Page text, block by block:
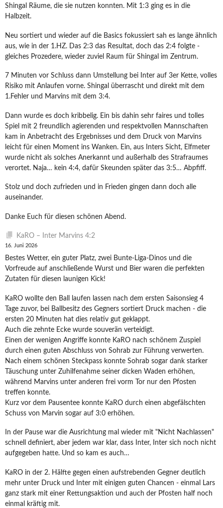
Shingal Räume, die sie nutzen konnten. Mit 1:3 ging es in die
Halbzeit.
Neu sortiert und wieder auf die Basics fokussiert sah es lange ähnlich
aus, wie in der 1.HZ. Das 2:3 das Resultat, doch das 2:4 folgte -
gleiches Prozedere, wieder zuviel Raum für Shingal im Zentrum.
7 Minuten vor Schluss dann Umstellung bei Inter auf 3er Kette, volles
Risiko mit Anlaufen vorne. Shingal überrascht und direkt mit dem
1.Fehler und Marvins mit dem 3:4.
Dann wurde es doch kribbelig. Ein bis dahin sehr faires und tolles
Spiel mit 2 freundlich agierenden und respektvollen Mannschaften
kam in Anbetracht des Ergebnisses und dem Druck von Marvins
leicht für einen Moment ins Wanken. Ein, aus Inters Sicht, Elfmeter
wurde nicht als solches Anerkannt und außerhalb des Strafraumes
verortet. Naja… kein 4:4, dafür Skeunden später das 3:5… Abpfiff.
Stolz und doch zufrieden und in Frieden gingen dann doch alle
auseinander.
Danke Euch für diesen schönen Abend.
KaRO – Inter Marvins 4:2
16. Juni 2026
Bestes Wetter, ein guter Platz, zwei Bunte-Liga-Dinos und die
Vorfreude auf anschließende Wurst und Bier waren die perfekten
Zutaten für diesen launigen Kick!
KaRO wollte den Ball laufen lassen nach dem ersten Saisonsieg 4
Tage zuvor, bei Ballbesitz des Gegners sortiert Druck machen - die
ersten 20 Minuten hat dies relativ gut geklappt.
Auch die zehnte Ecke wurde souverän verteidigt.
Einen der wenigen Angriffe konnte KaRO nach schönem Zuspiel
durch einen guten Abschluss von Sohrab zur Führung verwerten.
Nach einem schönen Steckpass konnte Sohrab sogar dank starker
Täuschung unter Zuhilfenahme seiner dicken Waden erhöhen,
während Marvins unter anderen frei vorm Tor nur den Pfosten
treffen konnte.
Kurz vor dem Pausentee konnte KaRO durch einen abgefälschten
Schuss von Marvin sogar auf 3:0 erhöhen.
In der Pause war die Ausrichtung mal wieder mit "Nicht Nachlassen"
schnell definiert, aber jedem war klar, dass Inter, Inter sich noch nicht
aufgegeben hatte. Und so kam es auch…
KaRO in der 2. Hälfte gegen einen aufstrebenden Gegner deutlich
mehr unter Druck und Inter mit einigen guten Chancen - einmal Lars
ganz stark mit einer Rettungsaktion und auch der Pfosten half noch
einmal kräftig mit.